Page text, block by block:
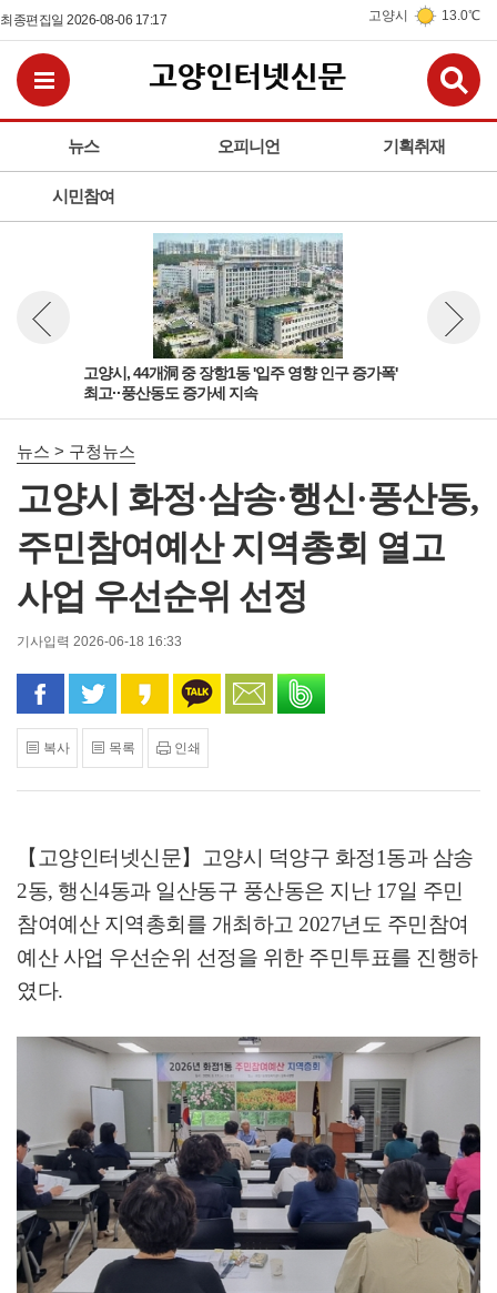
최종편집일 2026-08-06 17:17 고양시 13.0℃
뉴스 오피니언 기획취재
시민참여
전체메뉴보기
고양시, 44개洞 중 장항1동 '입주 영향 인구 증가폭'
최고··풍산동도 증가세 지속
뉴스 이전보기
뉴스 > 구청뉴스
고양시 화정·삼송·행신·풍산동,
주민참여예산 지역총회 열고
사업 우선순위 선정
기사입력 2026-06-18 16:33
페이스북으로 공유
트위터로 공유카카오 스토리로 공유
카카오톡으로 공유
문자로 공유
복사 목록 인쇄
【고양인터넷신문】 고양시 덕양구 화정1동과 삼송
2동, 행신4동과 일산동구 풍산동은 지난 17일 주민
참여예산 지역총회를 개최하고 2027년도 주민참여
예산 사업 우선순위 선정을 위한 주민투표를 진행하
였다.